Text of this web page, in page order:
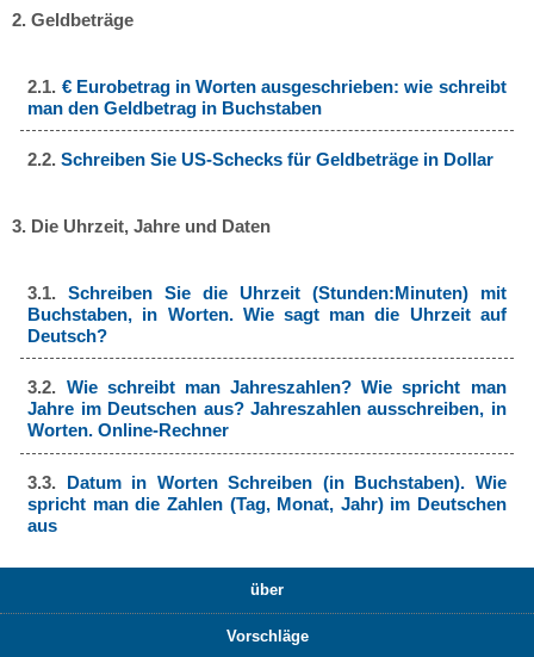
2. Geldbeträge
2.1. € Eurobetrag in Worten ausgeschrieben: wie schreibt
man den Geldbetrag in Buchstaben
2.2.Schreiben Sie US-Schecks für Geldbeträge in Dollar
3. Die Uhrzeit, Jahre und Daten
3.1.Schreiben Sie die Uhrzeit (Stunden:Minuten) mit
Buchstaben, in Worten. Wie sagt man die Uhrzeit auf
Deutsch?
3.2. Wie schreibt man Jahreszahlen? Wie spricht man
Jahre im Deutschen aus? Jahreszahlen ausschreiben, in
Worten. Online-Rechner
3.3. Datum in Worten Schreiben (in Buchstaben). Wie
spricht man die Zahlen (Tag, Monat, Jahr) im Deutschen
aus
über
Vorschläge